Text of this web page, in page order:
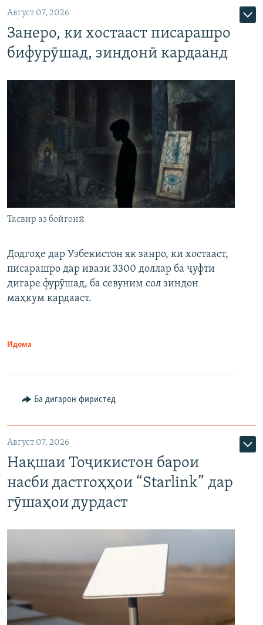
Август 07, 2026
Занеро, ки хостааст писарашро
бифурӯшад, зиндонӣ кардаанд
Тасвир аз бойгонӣ
Додгоҳе дар Узбекистон як занро, ки хостааст,
писарашро дар ивази 3300 доллар ба ҷуфти
дигаре фурӯшад, ба севуним сол зиндон
маҳкум кардааст.
Идома
Ба дигарон фиристед
Август 07, 2026
Нақшаи Тоҷикистон барои
насби дастгоҳҳои “Starlink” дар
гӯшаҳои дурдаст